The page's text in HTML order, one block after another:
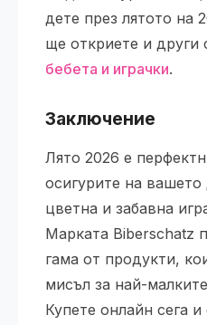
дете през лятото на
ще откриете и други
бебета и играчки.
Заключение
Лято 2026 е
осигурите на вашето
цветна и забавна
Марката Biberschatz
гама от продукти,
мисъл за най-
Купете онлайн сега